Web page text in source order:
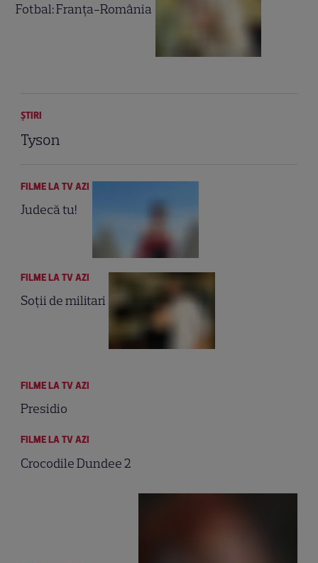
Fotbal: Franța-România
ȘTIRI
Tyson
FILME LA TV AZI
Judecă tu!
FILME LA TV AZI
Soții de militari
FILME LA TV AZI
Presidio
FILME LA TV AZI
Crocodile Dundee 2